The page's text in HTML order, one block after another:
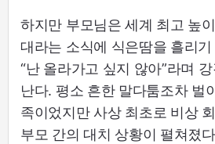
하지만 부모님은 세계 최고 높
대라는 소식에 식은땀을 흘리
“난 올라가고 싶지 않아”라며
난다. 평소 흔한 말다툼조차 벌
족이었지만 사상 최초로 비상
부모 간의 대치 상황이 펼쳐졌